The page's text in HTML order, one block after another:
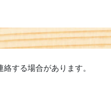
する場合があります。